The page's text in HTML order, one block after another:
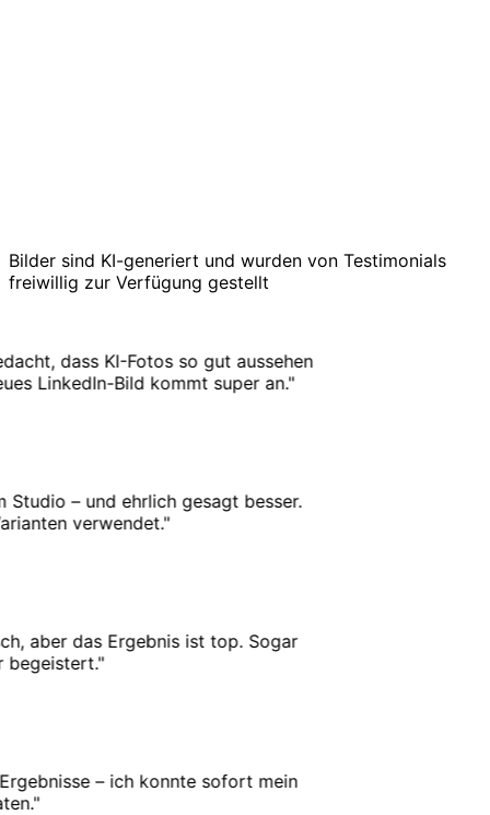
Bilder sind KI-generiert und wurden von Testimonials
freiwillig zur Verfügung gestellt
dass KI-Fotos so gut aussehen
LinkedIn-Bild kommt super an."
– und ehrlich gesagt besser.
verwendet."
aber das Ergebnis ist top. Sogar
"
– ich konnte sofort mein
"